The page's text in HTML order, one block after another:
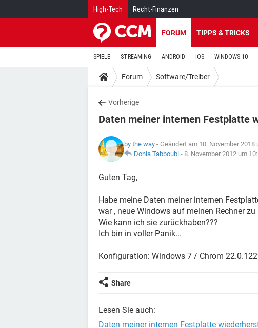
High-Tech Recht-Finanzen
FORUM TIPPS & TRICKS
SPIELE STREAMING ANDROID IOS WINDOWS 10
Forum Software/Treiber
Vorherige
Daten meiner internen Festplatte
by the way - Geändert am 10. November 2018
Donia Tabboubi - 8. November 2012 um
Guten Tag,
Habe meine Daten meiner internen
war , neue Windows auf meinen Rechner
Wie kann ich sie zurückhaben???
Ich bin in voller Panik...
Konfiguration: Windows 7 / Chrom
Share
Lesen Sie auch:
Daten meiner internen Festplatte